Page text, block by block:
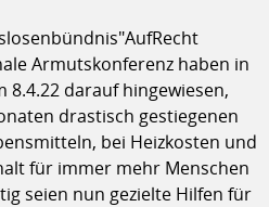
Armutskonferenz haben in
8.4.22 darauf hingewiesen,
drastisch gestiegenen
bei Heizkosten und
für immer mehr Menschen
seien nun gezielte Hilfen für